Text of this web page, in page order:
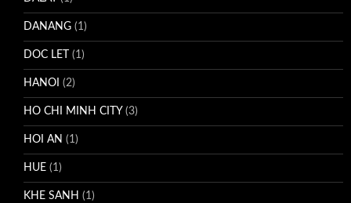
DANANG (1)
DOC LET (1)
HANOI (2)
HO CHI MINH CITY (3)
HOI AN (1)
HUE (1)
KHE SANH (1)